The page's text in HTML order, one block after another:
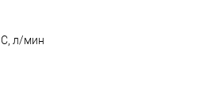
С, л/мин